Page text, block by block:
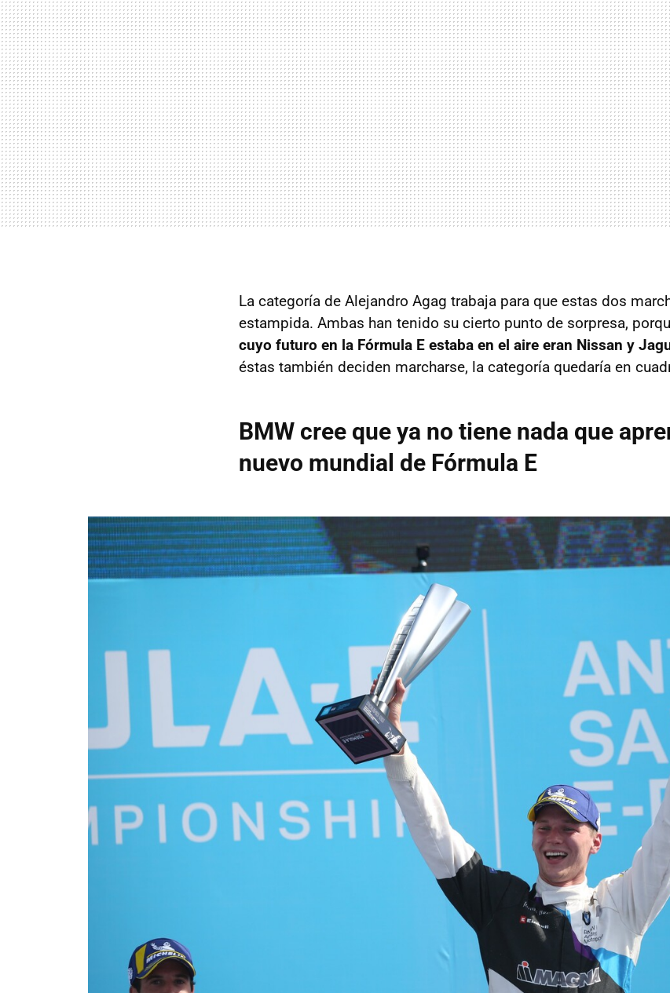
La categoría de Alejandro Agag trabaja para que estas dos
estampida. Ambas han tenido su cierto punto de sorpresa,
cuyo futuro en la Fórmula E estaba en el aire eran Nissan y
éstas también deciden marcharse, la categoría quedaría en
BMW cree que ya no tiene nada que
nuevo mundial de Fórmula E